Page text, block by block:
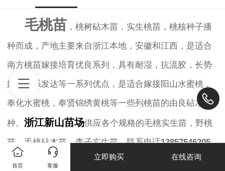
毛桃苗 ，桃树砧木苗，实生桃苗，桃核种子播
种而成，产地主要来自浙江本地，安徽和江西，是适合
南方桃苗嫁接培育优良系列，具有耐湿，抗流胶，长势
好，根系发达等一系列优点，是适合嫁接阳山水蜜桃，
奉化水蜜桃，奉贤锦绣黄桃等一些列桃苗的由良砧木品
种。 浙江新山苗场供应各个规格的毛桃实生苗，野桃
苗，毛桃砧木苗，李子实生苗。联系电话13857546205
首页 客服
立即购买 在线咨询